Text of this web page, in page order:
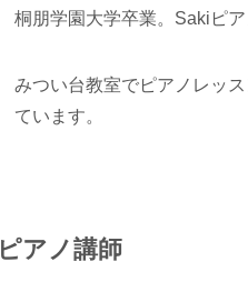
桐朋学園大学卒業。Sakiピア
みつい台教室でピアノレッ
ています。
ピアノ講師